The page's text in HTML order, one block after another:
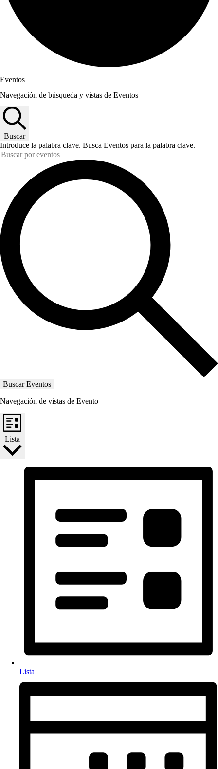
Eventos
Navegación de búsqueda y vistas de Eventos
Buscar
Introduce la palabra clave. Busca Eventos para la palabra clave.
Buscar Eventos
Navegación de vistas de Evento
Lista
Lista